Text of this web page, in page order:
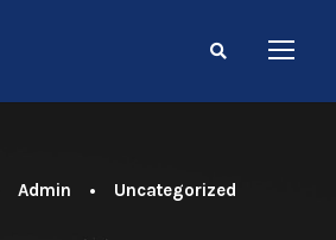
Admin •
Uncategorized